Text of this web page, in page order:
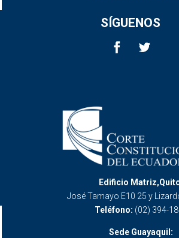
SÍGUENOS
Edificio
José Tamayo E10 25 y
Teléfono: (02) 394-
Sede Guayaquil: